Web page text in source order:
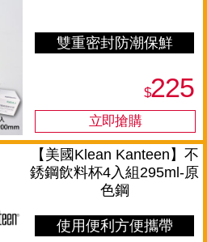
雙重密封防潮保鮮
$225
使用便利方便攜帶
【美國Klean Kanteen】不
銹鋼飲料杯4入組295ml-原
色鋼